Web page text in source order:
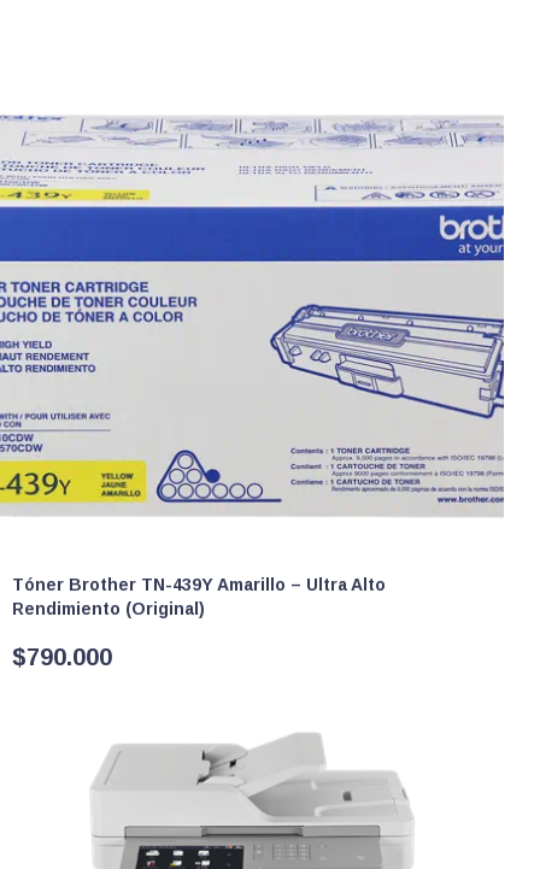
Tóner Brother TN-439Y Amarillo – Ultra Alto
Rendimiento (Original)
$790.000